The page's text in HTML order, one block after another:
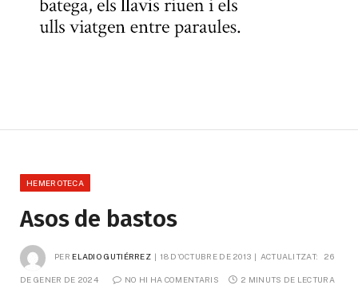
HEMEROTECA
Asos de bastos
PER ELADIO GUTIÉRREZ 18 D'OCTUBRE DE 2013 ACTUALITZAT: 26
DE GENER DE 2024 NO HI HA COMENTARIS 2 MINUTS DE LECTURA